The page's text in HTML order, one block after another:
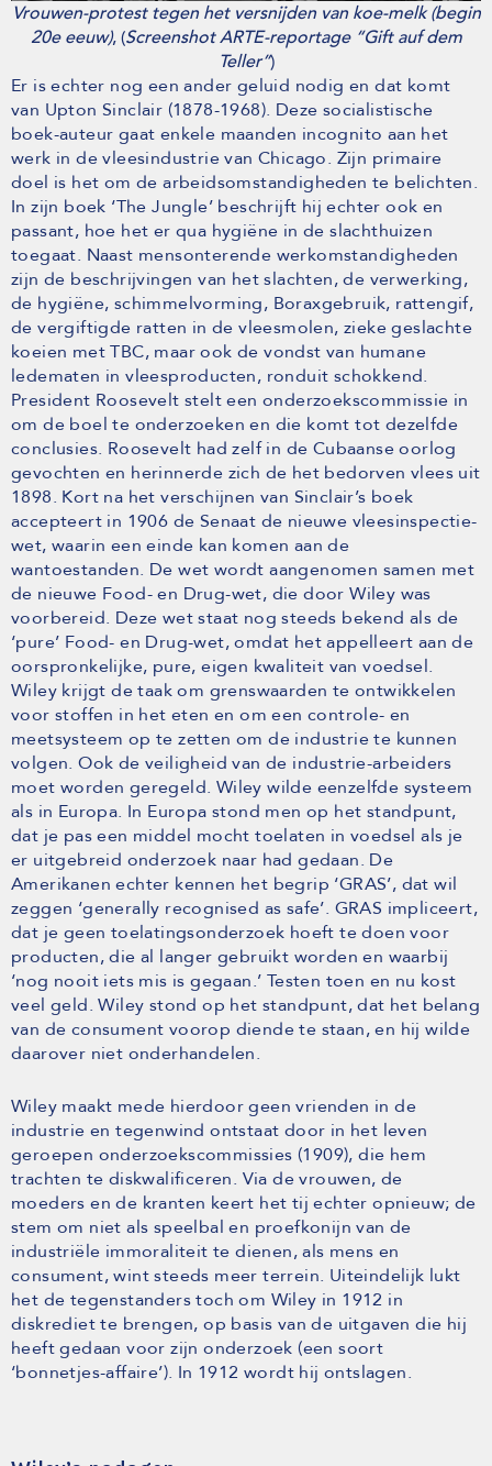
Vrouwen-protest tegen het versnijden van koe-melk (begin
20e eeuw), (Screenshot ARTE-reportage “Gift auf dem
Teller”)
Er is echter nog een ander geluid nodig en dat komt
van Upton Sinclair (1878-1968). Deze socialistische
boek-auteur gaat enkele maanden incognito aan het
werk in de vleesindustrie van Chicago. Zijn primaire
doel is het om de arbeidsomstandigheden te belichten.
In zijn boek ‘The Jungle’ beschrijft hij echter ook en
passant, hoe het er qua hygiëne in de slachthuizen
toegaat. Naast mensonterende werkomstandigheden
zijn de beschrijvingen van het slachten, de verwerking,
de hygiëne, schimmelvorming, Boraxgebruik, rattengif,
de vergiftigde ratten in de vleesmolen, zieke geslachte
koeien met TBC, maar ook de vondst van humane
ledematen in vleesproducten, ronduit schokkend.
President Roosevelt stelt een onderzoekscommissie in
om de boel te onderzoeken en die komt tot dezelfde
conclusies. Roosevelt had zelf in de Cubaanse oorlog
gevochten en herinnerde zich de het bedorven vlees uit
1898. Kort na het verschijnen van Sinclair’s boek
accepteert in 1906 de Senaat de nieuwe vleesinspectie-
wet, waarin een einde kan komen aan de
wantoestanden. De wet wordt aangenomen samen met
de nieuwe Food- en Drug-wet, die door Wiley was
voorbereid. Deze wet staat nog steeds bekend als de
‘pure’ Food- en Drug-wet, omdat het appelleert aan de
oorspronkelijke, pure, eigen kwaliteit van voedsel.
Wiley krijgt de taak om grenswaarden te ontwikkelen
voor stoffen in het eten en om een controle- en
meetsysteem op te zetten om de industrie te kunnen
volgen. Ook de veiligheid van de industrie-arbeiders
moet worden geregeld. Wiley wilde eenzelfde systeem
als in Europa. In Europa stond men op het standpunt,
dat je pas een middel mocht toelaten in voedsel als je
er uitgebreid onderzoek naar had gedaan. De
Amerikanen echter kennen het begrip ‘GRAS’, dat wil
zeggen ‘generally recognised as safe’. GRAS impliceert,
dat je geen toelatingsonderzoek hoeft te doen voor
producten, die al langer gebruikt worden en waarbij
‘nog nooit iets mis is gegaan.’ Testen toen en nu kost
veel geld. Wiley stond op het standpunt, dat het belang
van de consument voorop diende te staan, en hij wilde
daarover niet onderhandelen.
Wiley maakt mede hierdoor geen vrienden in de
industrie en tegenwind ontstaat door in het leven
geroepen onderzoekscommissies (1909), die hem
trachten te diskwalificeren. Via de vrouwen, de
moeders en de kranten keert het tij echter opnieuw; de
stem om niet als speelbal en proefkonijn van de
industriële immoraliteit te dienen, als mens en
consument, wint steeds meer terrein. Uiteindelijk lukt
het de tegenstanders toch om Wiley in 1912 in
diskrediet te brengen, op basis van de uitgaven die hij
heeft gedaan voor zijn onderzoek (een soort
‘bonnetjes-affaire’). In 1912 wordt hij ontslagen.